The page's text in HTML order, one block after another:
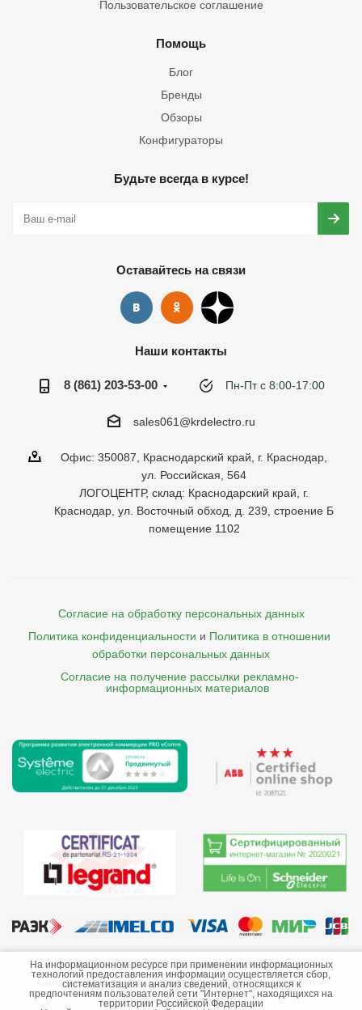
Пользовательское соглашение
Помощь
Блог
Бренды
Обзоры
Конфигураторы
Будьте всегда в курсе!
Оставайтесь на связи
Наши контакты
8 (861) 203-53-00 Пн-Пт с 8:00-17:00
sales061@krdelectro.ru
Офис: 350087, Краснодарский край, г. Краснодар,
ул. Российская, 564
ЛОГОЦЕНТР, склад: Краснодарский край, г.
Краснодар, ул. Восточный обход, д. 239, строение Б
помещение 1102
Согласие на обработку персональных данных
Политика конфиденциальности и Политика в отношении
обработки персональных данных
Согласие на получение рассылки рекламно-
    информационных материалов
©2013-2026 ООО «Краснодарэлектро»
Сайт носит информационный характер и не является
публичной офертой.
На информационном ресурсе при применении информационных
технологий предоставления информации осуществляется сбор,
систематизация и анализ сведений, относящихся к
предпочтениям пользователей сети "Интернет", находящихся на
территории Российской Федерации